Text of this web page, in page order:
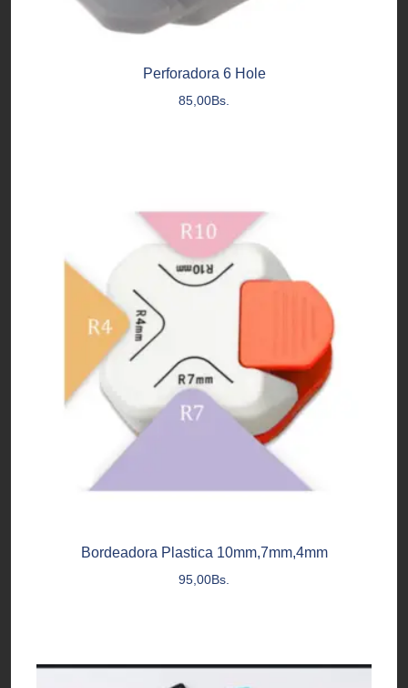
Perforadora 6 Hole
85,00Bs.
Bordeadora Plastica 10mm,7mm,4mm
95,00Bs.